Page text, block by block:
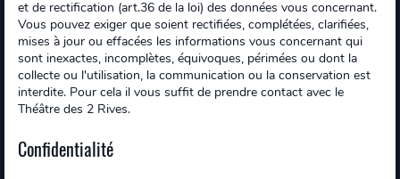
et de rectification (art.36 de la loi) des données vous concernant.
Vous pouvez exiger que soient rectifiées, complétées, clarifiées,
mises à jour ou effacées les informations vous concernant qui
sont inexactes, incomplètes, équivoques, périmées ou dont la
collecte ou l'utilisation, la communication ou la conservation est
interdite. Pour cela il vous suffit de prendre contact avec le
Théâtre des 2 Rives.
Confidentialité